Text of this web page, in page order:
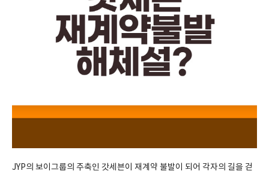
JYP의 보이그룹의 주축인 갓세븐이 재계약 불발이 되어 각자의 길을 걷